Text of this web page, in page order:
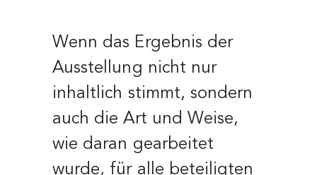
Wenn das Ergebnis der
Ausstellung nicht nur
inhaltlich stimmt, sondern
auch die Art und Weise,
wie daran gearbeitet
wurde, für alle beteiligten